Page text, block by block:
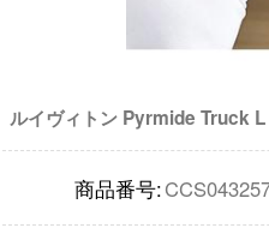
ルイヴィトン Pyrmide Truck L
商品番号: